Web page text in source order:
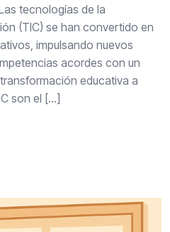
tecnologías de la
(TIC) se han convertido en
impulsando nuevos
acordes con un
educativa a
son el […]